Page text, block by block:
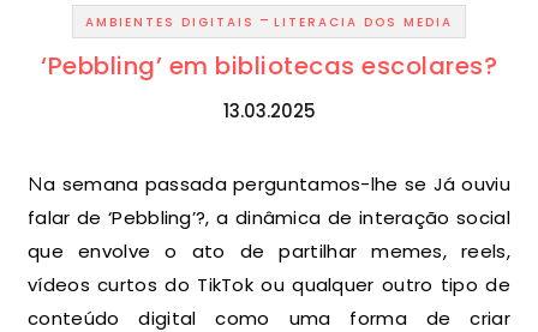
AMBIENTES DIGITAIS - LITERACIA DOS MEDIA
‘Pebbling’ em bibliotecas escolares?
13.03.2025
Na semana passada perguntamos-lhe se Já ouviu
falar de ‘Pebbling’?, a dinâmica de interação social
que envolve o ato de partilhar memes, reels,
vídeos curtos do TikTok ou qualquer outro tipo de
conteúdo digital como uma forma de criar